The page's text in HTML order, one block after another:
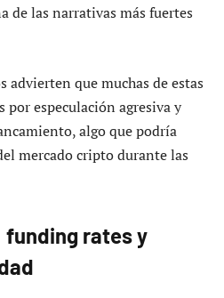
de las narrativas más fuertes
advierten que muchas de estas
por especulación agresiva y
algo que podría
mercado cripto durante las
rates y